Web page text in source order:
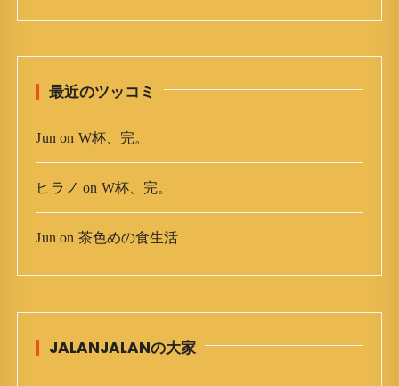
最近のツッコミ
Jun on W杯、完。
ヒラノ on W杯、完。
Jun on 茶色めの食生活
JALANJALANの大家